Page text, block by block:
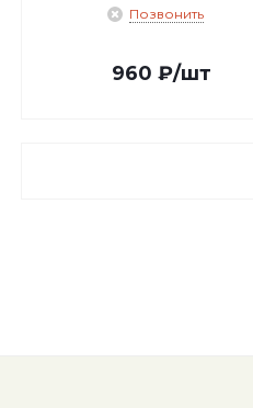
Позвонить
960 ₽/шт